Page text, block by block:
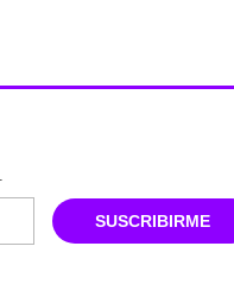
SUSCRIBIRME